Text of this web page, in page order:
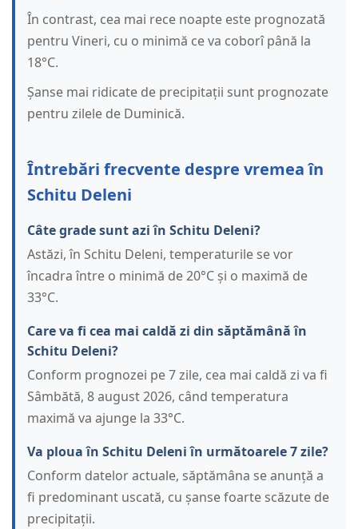
În contrast, cea mai rece noapte este prognozată
pentru Vineri, cu o minimă ce va coborî până la
18°C.
Șanse mai ridicate de precipitații sunt prognozate
pentru zilele de Duminică.
Întrebări frecvente despre vremea în
Schitu Deleni
Câte grade sunt azi în Schitu Deleni?
Astăzi, în Schitu Deleni, temperaturile se vor
încadra între o minimă de 20°C și o maximă de
33°C.
Care va fi cea mai caldă zi din săptămână în
Schitu Deleni?
Conform prognozei pe 7 zile, cea mai caldă zi va fi
Sâmbătă, 8 august 2026, când temperatura
maximă va ajunge la 33°C.
Va ploua în Schitu Deleni în următoarele 7 zile?
Conform datelor actuale, săptămâna se anunță a
fi predominant uscată, cu șanse foarte scăzute de
precipitații.